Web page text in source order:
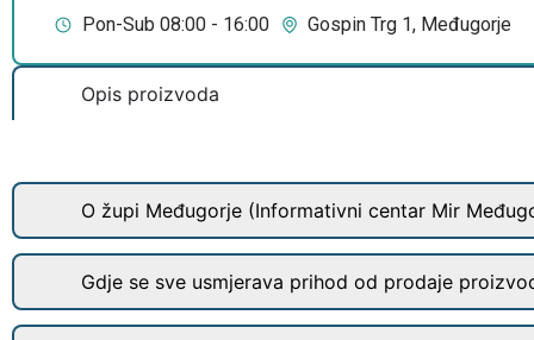
Pon-Sub 08:00 - 16:00
Gospin Trg 1, Međugorje
Opis proizvoda
O župi Međugorje (Informativni centar Mir
Gdje se sve usmjerava prihod od prodaje